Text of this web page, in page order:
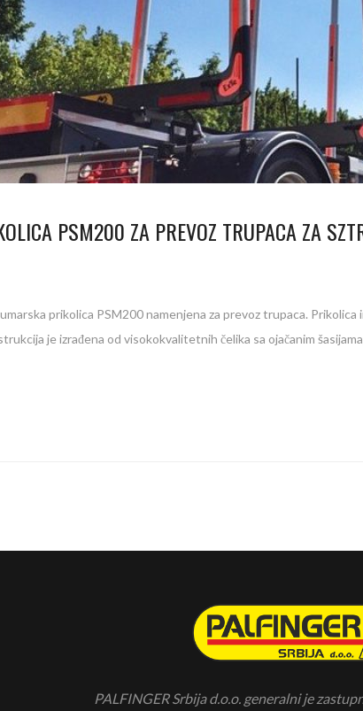
PSM200 ZA PREVOZ TRUPACA ZA
prikolica PSM200 namenjena za prevoz trupaca.
je izrađena od visokokvalitetnih čelika sa ojačanim
PALFINGER Srbija d.o.o. generalni je